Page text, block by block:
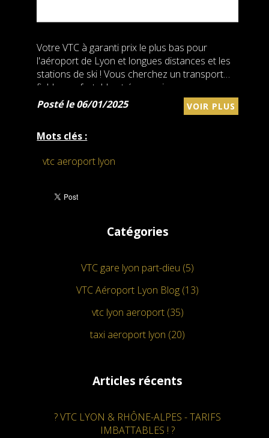
Votre VTC à garanti prix le plus bas pour
l'aéroport de Lyon et longues distances et les
stations de ski ! Vous cherchez un transport
fiable, confortable et économique pour vos
déplacements vers l'aéroport de Lyon ou
Posté le 06/01/2025 VOIR PLUS
Mots clés :
vtc aeroport lyon
Catégories
VTC gare lyon part-dieu (5)
VTC Aéroport Lyon Blog (13)
vtc lyon aeroport (35)
taxi aeroport lyon (20)
Articles récents
? VTC LYON & RHÔNE-ALPES - TARIFS
IMBATTABLES ! ?